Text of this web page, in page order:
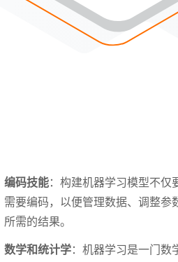
编码技能：构建机器学习模型不仅
需要编码，以便管理数据、调整参
所需的结果。
数学和统计学：机器学习是一门数